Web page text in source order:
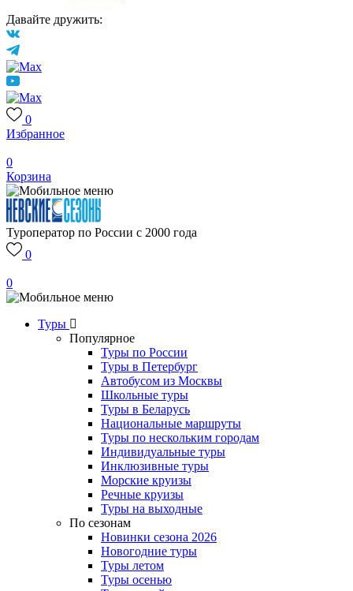
Давайте дружить:
0
Избранное
0
Корзина
Туроператор по России с 2000 года
0
0
Туры
Популярное
Туры по России
Туры в Петербург
Автобусом из Москвы
Школьные туры
Туры в Беларусь
Национальные маршруты
Туры по нескольким городам
Индивидуальные туры
Инклюзивные туры
Морские круизы
Речные круизы
Туры на выходные
По сезонам
Новинки сезона 2026
Новогодние туры
Туры летом
Туры осенью